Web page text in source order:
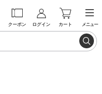
クーポン ログイン カート メニュー